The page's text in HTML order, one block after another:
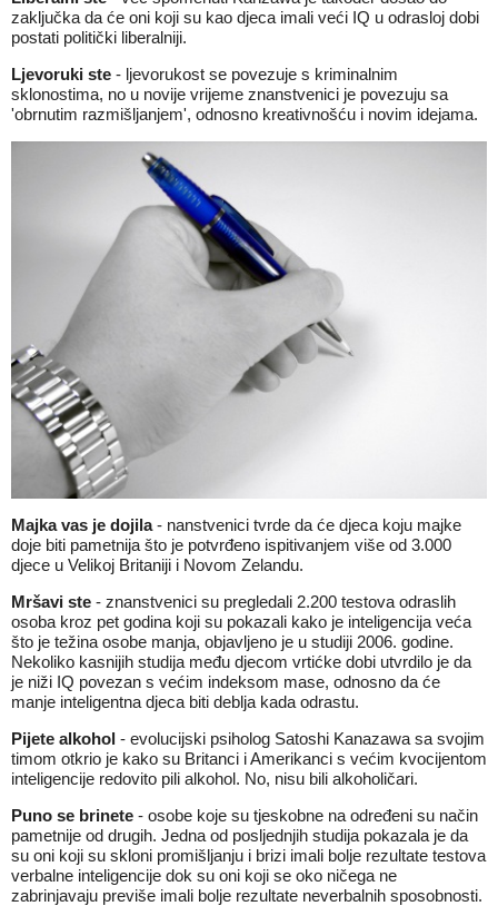
zaključka da će oni koji su kao djeca imali veći IQ u odrasloj dobi
postati politički liberalniji.
Ljevoruki ste - ljevorukost se povezuje s kriminalnim
sklonostima, no u novije vrijeme znanstvenici je povezuju sa
'obrnutim razmišljanjem', odnosno kreativnošću i novim idejama.
Majka vas je dojila- nanstvenici tvrde da će djeca koju majke
doje biti pametnija što je potvrđeno ispitivanjem više od 3.000
djece u Velikoj Britaniji i Novom Zelandu.
Mršavi ste - znanstvenici su pregledali 2.200 testova odraslih
osoba kroz pet godina koji su pokazali kako je inteligencija veća
što je težina osobe manja, objavljeno je u studiji 2006. godine.
Nekoliko kasnijih studija među djecom vrtićke dobi utvrdilo je da
je niži IQ povezan s većim indeksom mase, odnosno da će
manje inteligentna djeca biti deblja kada odrastu.
Pijete alkohol - evolucijski psiholog Satoshi Kanazawa sa svojim
timom otkrio je kako su Britanci i Amerikanci s većim kvocijentom
inteligencije redovito pili alkohol. No, nisu bili alkoholičari.
Puno se brinete - osobe koje su tjeskobne na određeni su način
pametnije od drugih. Jedna od posljednjih studija pokazala je da
su oni koji su skloni promišljanju i brizi imali bolje rezultate testova
verbalne inteligencije dok su oni koji se oko ničega ne
zabrinjavaju previše imali bolje rezultate neverbalnih sposobnosti.